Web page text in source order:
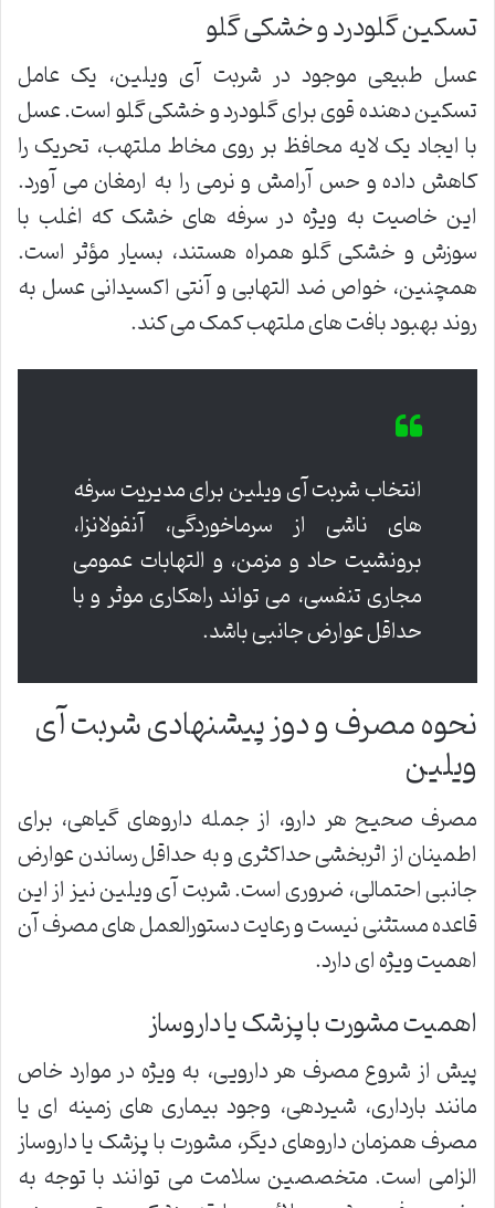
تسکین گلودرد و خشکی گلو
عسل طبیعی موجود در شربت آی ویلین، یک عامل
تسکین دهنده قوی برای گلودرد و خشکی گلو است. عسل
با ایجاد یک لایه محافظ بر روی مخاط ملتهب، تحریک را
کاهش داده و حس آرامش و نرمی را به ارمغان می آورد.
این خاصیت به ویژه در سرفه های خشک که اغلب با
سوزش و خشکی گلو همراه هستند، بسیار مؤثر است.
همچنین، خواص ضد التهابی و آنتی اکسیدانی عسل به
روند بهبود بافت های ملتهب کمک می کند.
انتخاب شربت آی ویلین برای مدیریت سرفه
های ناشی از سرماخوردگی، آنفولانزا،
برونشیت حاد و مزمن، و التهابات عمومی
مجاری تنفسی، می تواند راهکاری موثر و با
حداقل عوارض جانبی باشد.
نحوه مصرف و دوز پیشنهادی شربت آی
ویلین
مصرف صحیح هر دارو، از جمله داروهای گیاهی، برای
اطمینان از اثربخشی حداکثری و به حداقل رساندن عوارض
جانبی احتمالی، ضروری است. شربت آی ویلین نیز از این
قاعده مستثنی نیست و رعایت دستورالعمل های مصرف آن
اهمیت ویژه ای دارد.
اهمیت مشورت با پزشک یا داروساز
پیش از شروع مصرف هر دارویی، به ویژه در موارد خاص
مانند بارداری، شیردهی، وجود بیماری های زمینه ای یا
مصرف همزمان داروهای دیگر، مشورت با پزشک یا داروساز
الزامی است. متخصصین سلامت می توانند با توجه به